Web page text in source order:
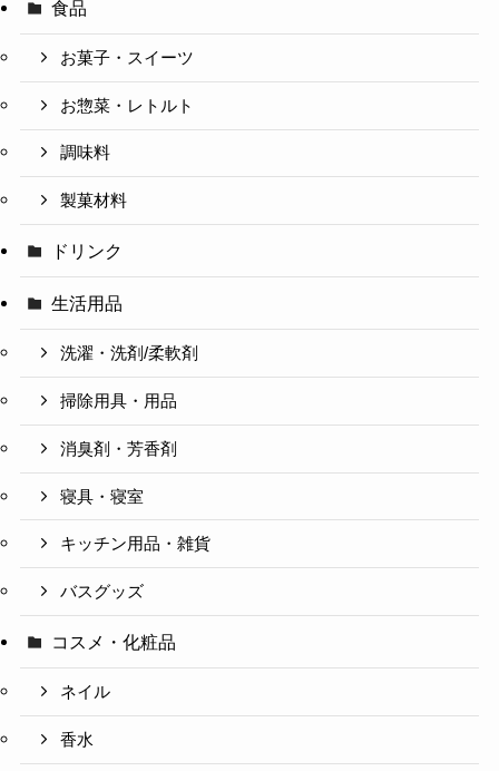
食品
お菓子・スイーツ
お惣菜・レトルト
調味料
製菓材料
ドリンク
生活用品
洗濯・洗剤/柔軟剤
掃除用具・用品
消臭剤・芳香剤
寝具・寝室
キッチン用品・雑貨
バスグッズ
コスメ・化粧品
ネイル
香水